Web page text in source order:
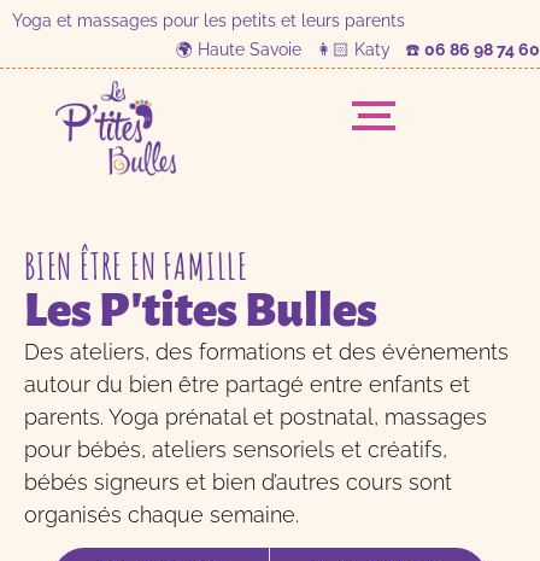
Yoga et massages pour les petits et leurs parents
🌍 Haute Savoie 👩🏻 Katy ☎️ 06 86 98 74 60
BIEN ÊTRE EN FAMILLE
Les P'tites Bulles
Des ateliers, des formations et des évènements
autour du bien être partagé entre enfants et
parents. Yoga prénatal et postnatal, massages
pour bébés, ateliers sensoriels et créatifs,
bébés signeurs et bien d’autres cours sont
organisés chaque semaine.